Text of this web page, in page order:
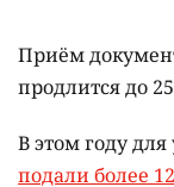
Приём
продлится до
В этом году для
подали более